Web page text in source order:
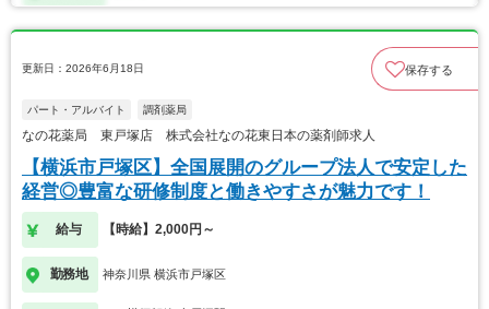
更新日：2026年6月18日 保存する
パート・アルバイト 調剤薬局
なの花薬局 東戸塚店 株式会社なの花東日本の薬剤師求人
【横浜市戸塚区】全国展開のグループ法人で安定した
経営◎豊富な研修制度と働きやすさが魅力です！
給与 【時給】2,000円～
勤務地 神奈川県 横浜市戸塚区